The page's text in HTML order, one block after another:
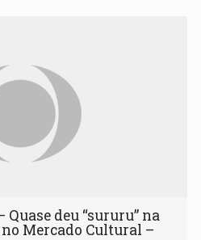
deu “sururu” na
Mercado Cultural –